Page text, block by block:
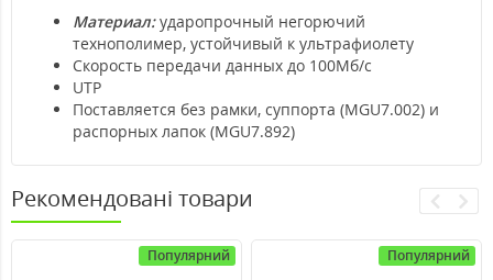
Материал:ударопрочный негорючий
технополимер, устойчивый к ультрафиолету
Скорость передачи данных до 100Мб/с
UTP
Поставляется без рамки, суппорта (MGU7.002) и
распорных лапок (MGU7.892)
Рекомендовані товари
Популярний Популярний